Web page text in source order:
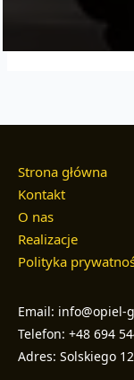
Strona główna
Kontakt
O nas
Realizacje
Polityka
Email: info@opiel-
Telefon: +48 694
Adres: Solskiego